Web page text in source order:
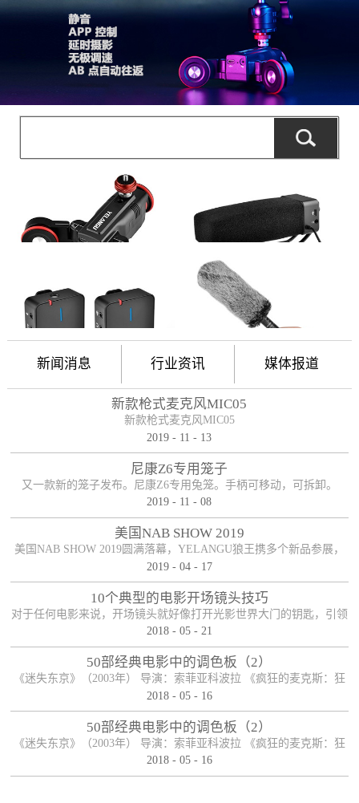
新闻消息 行业资讯 媒体报道
新款枪式麦克风MIC05
新款枪式麦克风MIC05
2019 - 11 - 13
尼康Z6专用笼子
又一款新的笼子发布。尼康Z6专用兔笼。手柄可移动，可拆卸。
2019 - 11 - 08
美国NAB SHOW 2019
美国NAB SHOW 2019圆满落幕，YELANGU狼王携多个新品参展，
参展期间新老朋友络绎不绝，收获满满！
2019 - 04 - 17
10个典型的电影开场镜头技巧
对于任何电影来说，开场镜头就好像打开光影世界大门的钥匙，引领
观众开启电影之旅。可以说，一部电影能否在一瞬间抓住观众的眼
对于导演和制作人员来说，开长镜头必然经过深思熟虑，有时候它可
以是整个电影故事的开端，有时候它也可以是整个电影故事的末尾，
启承转合，柳暗花明。下面便来说说电影开场镜头的十种典型手法。
【首尾呼应】这应该是最司空见惯也最简单粗暴...
2018 - 05 - 21
50部经典电影中的调色板（2）
《迷失东京》（2003年） 导演：索菲亚科波拉 《疯狂的麦克斯：狂
暴之路》（2015年） 导演： 乔治·米勒 《月升王国》（2012年） 导
得·潘》（1953年） 导演： 克莱德·吉诺尼米，威尔弗雷德·杰克逊，
汉密尔顿·卢斯科 ...
2018 - 05 - 16
50部经典电影中的调色板（2）
《迷失东京》（2003年） 导演：索菲亚科波拉 《疯狂的麦克斯：狂
暴之路》（2015年） 导演： 乔治·米勒 《月升王国》（2012年） 导
2018 - 05 - 16